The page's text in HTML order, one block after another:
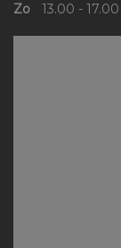
Zo
13.00 - 17.00